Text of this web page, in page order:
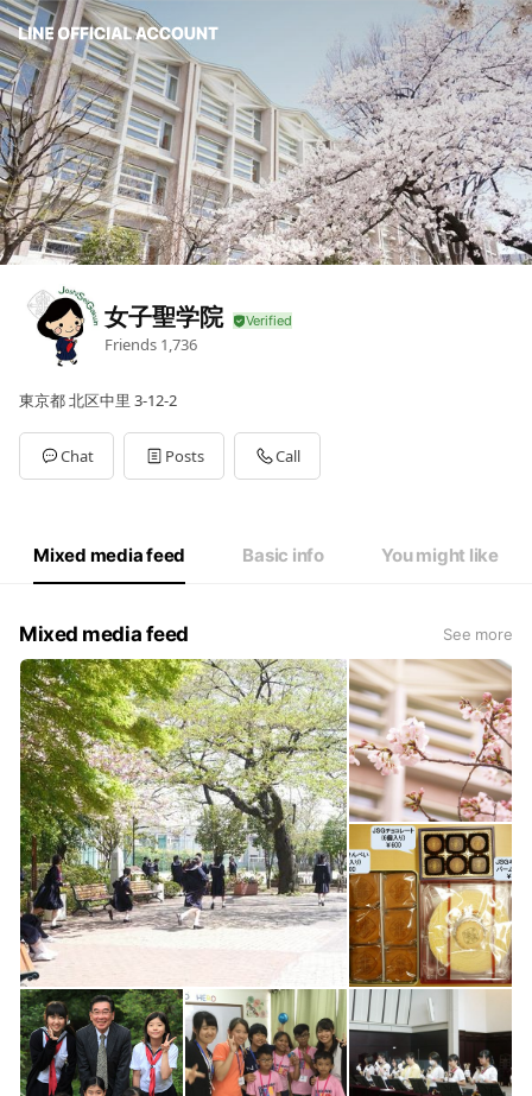
女子聖学院
Friends 1,736
東京都 北区中里 3-12-2
Chat Posts Call
Mixed media feed Basic info You might like
Mixed media feed See more